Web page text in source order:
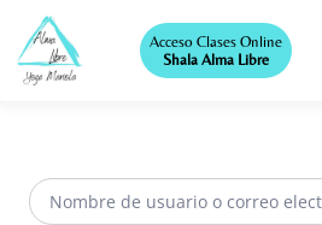
Acceso Clases Online
Shala Alma Libre